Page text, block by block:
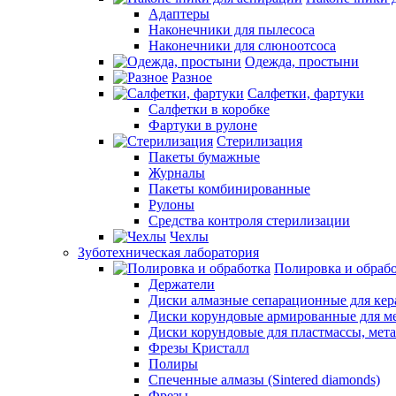
Адаптеры
Наконечники для пылесоса
Наконечники для слюноотсоса
Одежда, простыни
Разное
Салфетки, фартуки
Салфетки в коробке
Фартуки в рулоне
Стерилизация
Пакеты бумажные
Журналы
Пакеты комбинированные
Рулоны
Средства контроля стерилизации
Чехлы
Зуботехническая лаборатория
Полировка и
Держатели
Диски алмазные сепарационные для
Диски корундовые армированные для
Диски корундовые для пластмассы,
Фрезы Кристалл
Полиры
Спеченные алмазы (Sintered diamonds)